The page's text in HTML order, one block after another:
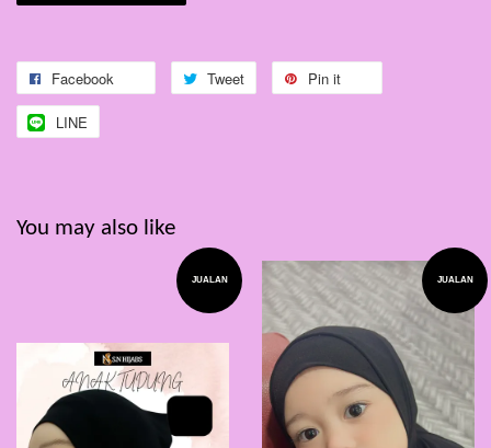
Facebook Tweet Pin it
LINE
You may also like
JUALAN JUALAN